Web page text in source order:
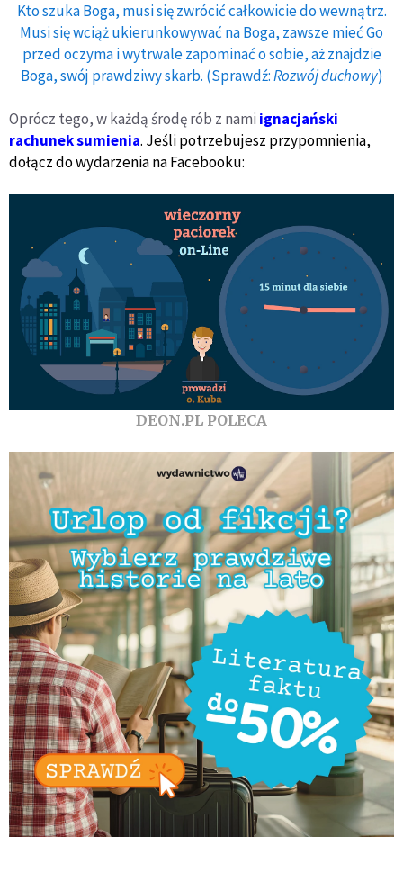
Kto szuka Boga, musi się zwrócić całkowicie do wewnątrz.
Musi się wciąż ukierunkowywać na Boga, zawsze mieć Go
przed oczyma i wytrwale zapominać o sobie, aż znajdzie
Boga, swój prawdziwy skarb. (Sprawdź:Rozwój duchowy)
Oprócz tego, w każdą środę rób z nami ignacjański
rachunek sumienia. Jeśli potrzebujesz przypomnienia,
dołącz do wydarzenia na Facebooku:
DEON.PL POLECA